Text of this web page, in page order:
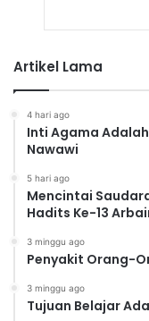
Artikel Lama
4 hari ago
Inti Agama
Nawawi
5 hari ago
Mencintai
Hadits Ke-13
3 minggu ago
Penyakit Orang-
3 minggu ago
Tujuan Belajar